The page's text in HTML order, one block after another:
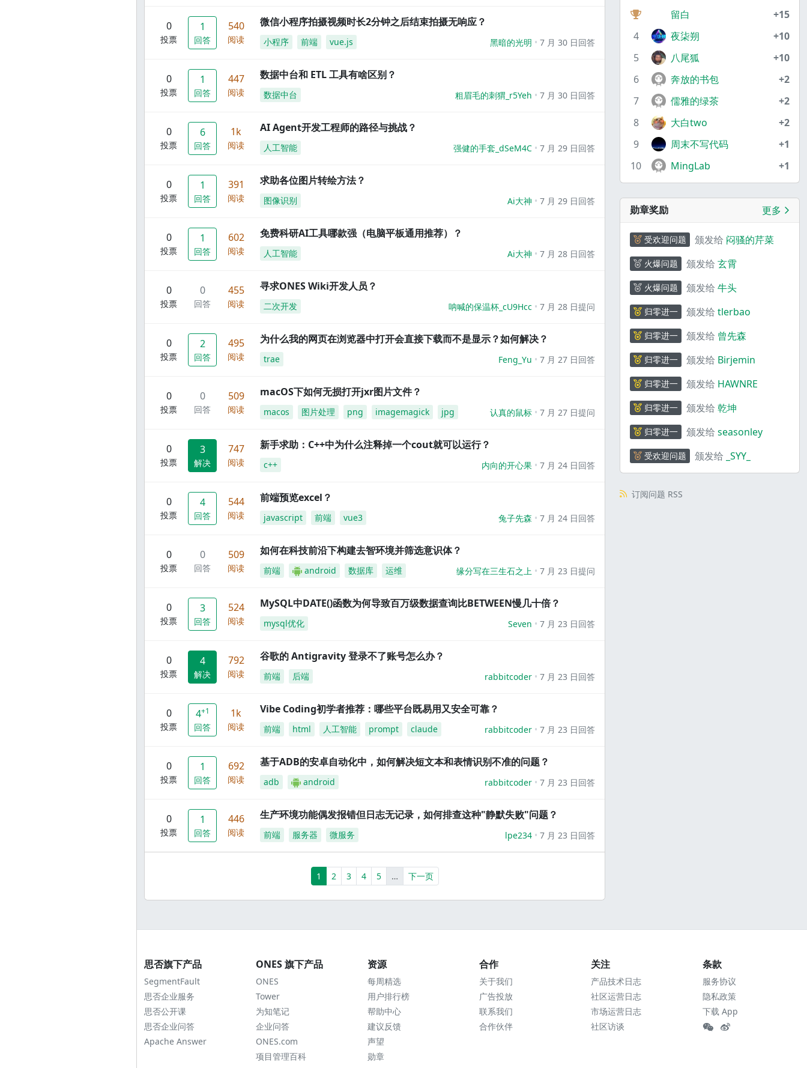
0
投票
1
回答
540
阅读
微信小程序拍摄视频时长2分钟之后结束拍摄无响应？
小程序 前端 vue.js 黑暗的光明 7 月 30 日回答
0
投票
1
回答
447
阅读
数据中台和 ETL 工具有啥区别？
数据中台 粗眉毛的刺猬_r5Yeh 7 月 30 日回答
0
投票
6
回答
1k
阅读
AI Agent开发工程师的路径与挑战？
人工智能 强健的手套_dSeM4C 7 月 29 日回答
0
投票
1
回答
391
阅读
求助各位图片转绘方法？
图像识别 Ai大神 7 月 29 日回答
0
投票
1
回答
602
阅读
免费科研AI工具哪款强（电脑平板通用推荐）？
人工智能 Ai大神 7 月 28 日回答
0
投票
0
回答
455
阅读
寻求ONES Wiki开发人员？
二次开发 呐喊的保温杯_cU9Hcc 7 月 28 日提问
0
投票
2
回答
495
阅读
为什么我的网页在浏览器中打开会直接下载而不是显示？如何解决？
trae Feng_Yu 7 月 27 日回答
0
投票
0
回答
509
阅读
macOS下如何无损打开jxr图片文件？
macos 图片处理 png imagemagick jpg 认真的鼠标 7 月 27 日提问
0
投票
3
解决
747
阅读
新手求助：C++中为什么注释掉一个cout就可以运行？
c++ 内向的开心果 7 月 24 日回答
0
投票
4
回答
544
阅读
前端预览excel？
javascript 前端 vue3 兔子先森 7 月 24 日回答
0
投票
0
回答
509
阅读
如何在科技前沿下构建去智环境并筛选意识体？
前端 android 数据库 运维 缘分写在三生石之上 7 月 23 日提问
0
投票
3
回答
524
阅读
MySQL中DATE()函数为何导致百万级数据查询比BETWEEN慢几十倍？
mysql优化 Seven 7 月 23 日回答
0
投票
4
解决
792
阅读
谷歌的 Antigravity 登录不了账号怎么办？
前端 后端 rabbitcoder 7 月 23 日回答
0
投票
4+1
回答
1k
阅读
Vibe Coding初学者推荐：哪些平台既易用又安全可靠？
前端 html 人工智能 prompt claude rabbitcoder 7 月 23 日回答
0
投票
1
回答
692
阅读
基于ADB的安卓自动化中，如何解决短文本和表情识别不准的问题？
adb android rabbitcoder 7 月 23 日回答
0
投票
1
回答
446
阅读
生产环境功能偶发报错但日志无记录，如何排查这种"静默失败"问题？
前端 服务器 微服务 lpe234 7 月 23 日回答
1 (current)
2 3 4 5 …More下一页
留白
+15
4
夜柒朔
+10
5
八尾狐
+10
6
奔放的书包
+2
7
儒雅的绿茶
+2
8
大白two
+2
9
周末不写代码
+1
10
MingLab +1
勋章奖励 更多
受欢迎问题 颁发给 闷骚的芹菜
火爆问题 颁发给 玄霄
火爆问题 颁发给 牛头
归零进一 颁发给 tlerbao
归零进一 颁发给 曾先森
归零进一 颁发给 Birjemin
归零进一 颁发给 HAWNRE
归零进一 颁发给 乾坤
归零进一 颁发给 seasonley
受欢迎问题 颁发给 _SYY_
订阅问题 RSS
思否旗下产品
SegmentFault
思否企业服务
思否公开课
思否企业问答
Apache Answer
ONES 旗下产品
ONES
Tower
为知笔记
企业问答
ONES.com
项目管理百科
资源
每周精选
用户排行榜
帮助中心
建议反馈
声望
勋章
合作
关于我们
广告投放
联系我们
合作伙伴
关注
产品技术日志
社区运营日志
市场运营日志
社区访谈
条款
服务协议
隐私政策
下载 App